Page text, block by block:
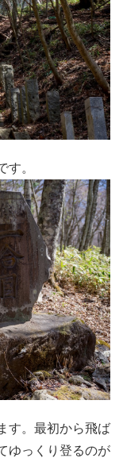
す。
す。最初から飛ば
ゆっくり登るのが